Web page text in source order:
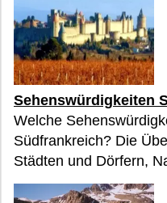
Sehenswürdigkeiten
Welche
Südfrankreich? Die
Städten und Dörfern,